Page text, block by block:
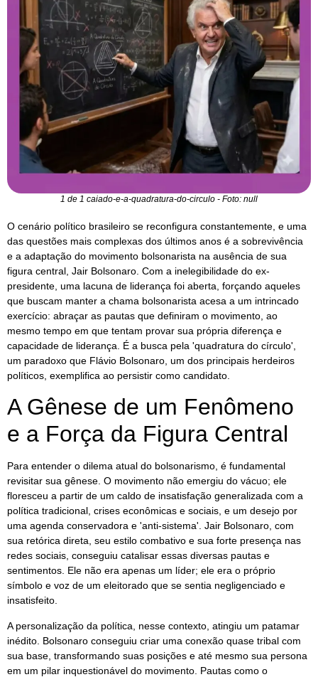
1 de 1 caiado-e-a-quadratura-do-circulo - Foto: null
O cenário político brasileiro se reconfigura constantemente, e uma
das questões mais complexas dos últimos anos é a sobrevivência
e a adaptação do movimento bolsonarista na ausência de sua
figura central, Jair Bolsonaro. Com a inelegibilidade do ex-
presidente, uma lacuna de liderança foi aberta, forçando aqueles
que buscam manter a chama bolsonarista acesa a um intrincado
exercício: abraçar as pautas que definiram o movimento, ao
mesmo tempo em que tentam provar sua própria diferença e
capacidade de liderança. É a busca pela 'quadratura do círculo',
um paradoxo que Flávio Bolsonaro, um dos principais herdeiros
políticos, exemplifica ao persistir como candidato.
A Gênese de um Fenômeno
e a Força da Figura Central
Para entender o dilema atual do bolsonarismo, é fundamental
revisitar sua gênese. O movimento não emergiu do vácuo; ele
floresceu a partir de um caldo de insatisfação generalizada com a
política tradicional, crises econômicas e sociais, e um desejo por
uma agenda conservadora e 'anti-sistema'. Jair Bolsonaro, com
sua retórica direta, seu estilo combativo e sua forte presença nas
redes sociais, conseguiu catalisar essas diversas pautas e
sentimentos. Ele não era apenas um líder; ele era o próprio
símbolo e voz de um eleitorado que se sentia negligenciado e
insatisfeito.
A personalização da política, nesse contexto, atingiu um patamar
inédito. Bolsonaro conseguiu criar uma conexão quase tribal com
sua base, transformando suas posições e até mesmo sua persona
em um pilar inquestionável do movimento. Pautas como o